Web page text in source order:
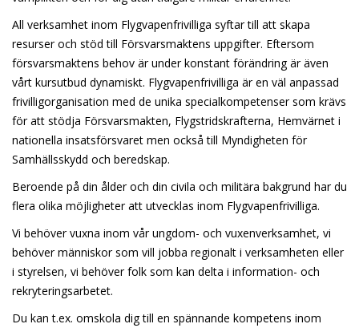
All verksamhet inom Flygvapenfrivilliga syftar till att skapa
resurser och stöd till Försvarsmaktens uppgifter. Eftersom
försvarsmaktens behov är under konstant förändring är även
vårt kursutbud dynamiskt. Flygvapenfrivilliga är en väl anpassad
frivilligorganisation med de unika specialkompetenser som krävs
för att stödja Försvarsmakten, Flygstridskrafterna, Hemvärnet i
nationella insatsförsvaret men också till Myndigheten för
Samhällsskydd och beredskap.
Beroende på din ålder och din civila och militära bakgrund har du
flera olika möjligheter att utvecklas inom Flygvapenfrivilliga.
Vi behöver vuxna inom vår ungdom- och vuxenverksamhet, vi
behöver människor som vill jobba regionalt i verksamheten eller
i styrelsen, vi behöver folk som kan delta i information- och
rekryteringsarbetet.
Du kan t.ex. omskola dig till en spännande kompetens inom